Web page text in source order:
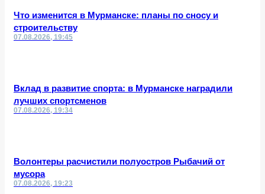
Что изменится в Мурманске: планы по сносу и
строительству
07.08.2026, 19:45
Вклад в развитие спорта: в Мурманске наградили
лучших спортсменов
07.08.2026, 19:34
Волонтеры расчистили полуостров Рыбачий от
мусора
07.08.2026, 19:23